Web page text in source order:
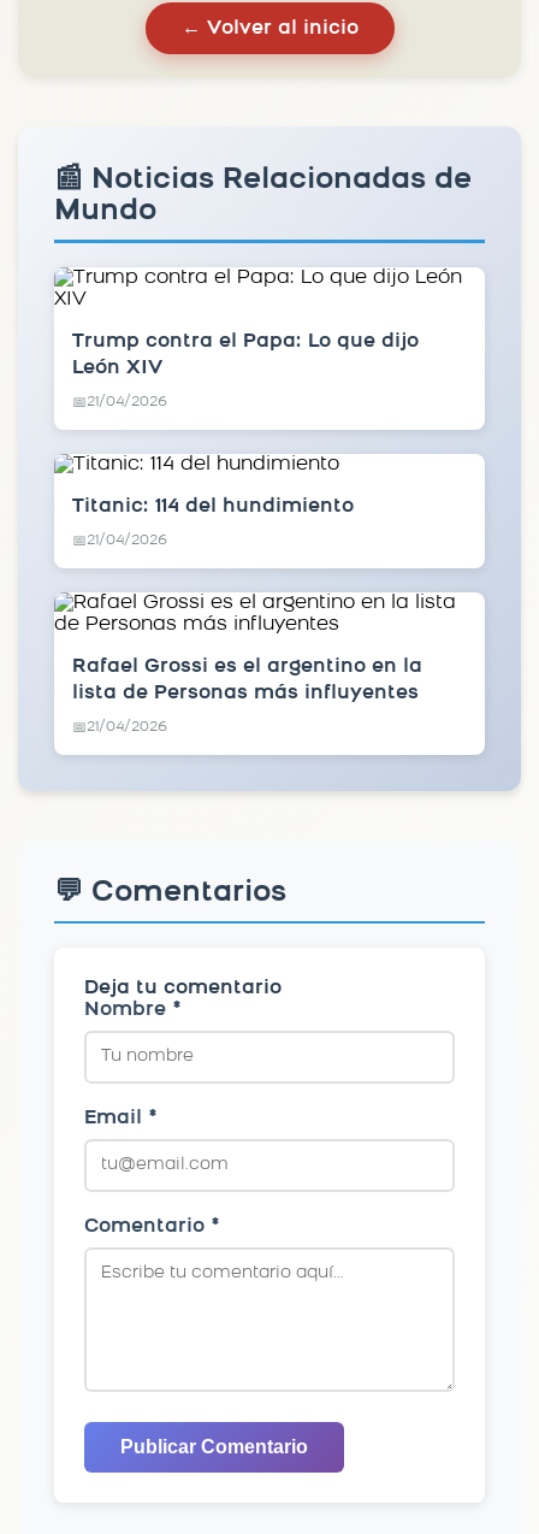
← Volver al inicio
📰 Noticias Relacionadas de
Mundo
Trump contra el Papa: Lo que dijo
León XIV
📅21/04/2026
Titanic: 114 del hundimiento
📅21/04/2026
Rafael Grossi es el argentino en la
lista de Personas más influyentes
📅21/04/2026
💬 Comentarios
Deja tu comentario
Nombre *
Email *
Comentario *
Publicar Comentario